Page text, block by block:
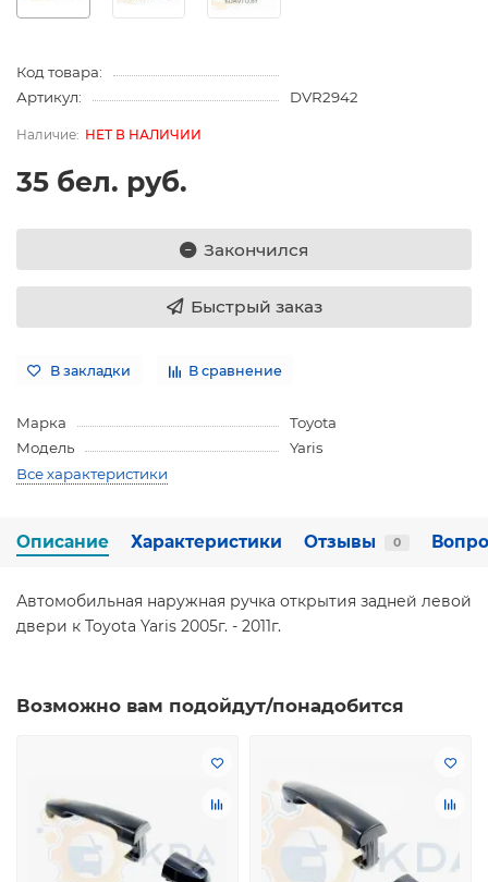
Код товара:
Артикул:
DVR2942
НЕТ В НАЛИЧИИ
35 бел. руб.
Закончился
Быстрый заказ
В закладки В сравнение
Марка
Toyota
Модель
Yaris
Все характеристики
Описание Характеристики Отзывы 0
Автомобильная наружная ручка открытия задней левой
двери к Toyota Yaris 2005г. - 2011г.
Возможно вам подойдут/понадобится